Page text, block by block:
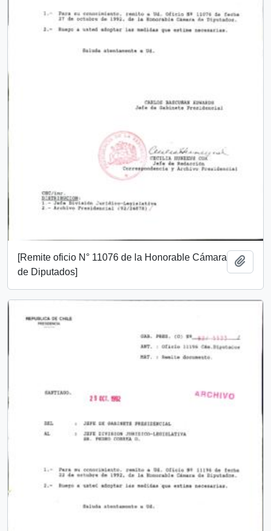
[Remite oficio N° 11076 de la Honorable Cámara
de Diputados]